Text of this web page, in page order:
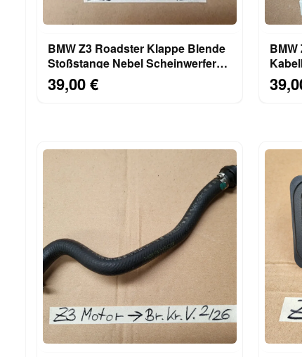
BMW Z3 Roadster Klappe Blende
Stoßstange Nebel Scheinwerfer
39,00 €
BMW Z3
CD